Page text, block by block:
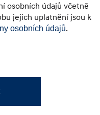
osobních údajů včetně
jejich uplatnění jsou k
osobních údajů.